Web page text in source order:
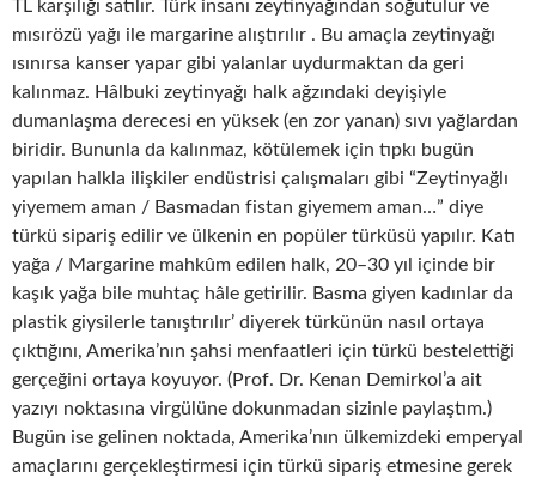
TL karşılığı satılır. Türk insanı zeytinyağından soğutulur ve
mısırözü yağı ile margarine alıştırılır . Bu amaçla zeytinyağı
ısınırsa kanser yapar gibi yalanlar uydurmaktan da geri
kalınmaz. Hâlbuki zeytinyağı halk ağzındaki deyişiyle
dumanlaşma derecesi en yüksek (en zor yanan) sıvı yağlardan
biridir. Bununla da kalınmaz, kötülemek için tıpkı bugün
yapılan halkla ilişkiler endüstrisi çalışmaları gibi “Zeytinyağlı
yiyemem aman / Basmadan fistan giyemem aman…” diye
türkü sipariş edilir ve ülkenin en popüler türküsü yapılır. Katı
yağa / Margarine mahkûm edilen halk, 20–30 yıl içinde bir
kaşık yağa bile muhtaç hâle getirilir. Basma giyen kadınlar da
plastik giysilerle tanıştırılır’ diyerek türkünün nasıl ortaya
çıktığını, Amerika’nın şahsi menfaatleri için türkü bestelettiği
gerçeğini ortaya koyuyor. (Prof. Dr. Kenan Demirkol’a ait
yazıyı noktasına virgülüne dokunmadan sizinle paylaştım.)
Bugün ise gelinen noktada, Amerika’nın ülkemizdeki emperyal
amaçlarını gerçekleştirmesi için türkü sipariş etmesine gerek